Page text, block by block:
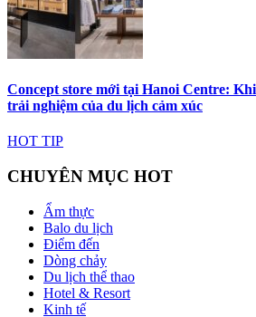
Concept store mới tại Hanoi Centre:
trải nghiệm của du lịch cảm xúc
HOT TIP
CHUYÊN MỤC HOT
Ẩm thực
Balo du lịch
Điểm đến
Dòng chảy
Du lịch thể thao
Hotel & Resort
Kinh tế